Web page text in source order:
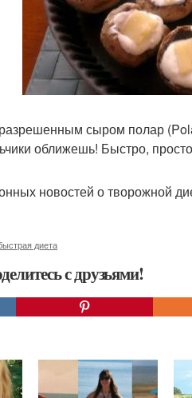
сыром полар
оближешь! Быстро,
новостей о творожной
диета
с друзьями!